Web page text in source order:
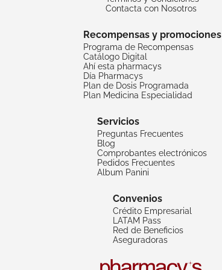
Contacta con Nosotros
Recompensas y promociones
Programa de Recompensas
Catálogo Digital
Ahí esta pharmacys
Día Pharmacys
Plan de Dosis Programada
Plan Medicina Especialidad
Servicios
Preguntas Frecuentes
Blog
Comprobantes electrónicos
Pedidos Frecuentes
Album Panini
Convenios
Crédito Empresarial
LATAM Pass
Red de Beneficios
Aseguradoras